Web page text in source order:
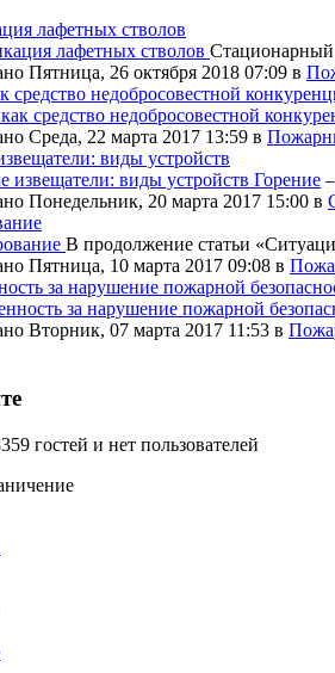
лафетных стволов
Стационарный
Пятница, 26 октября 2018 07:09 в
средство недобросовестной
Среда, 22 марта 2017 13:59 в
виды устройств
Горение
Понедельник, 20 марта 2017 15:00 в
В продолжение статьи
Пятница, 10 марта 2017 09:08 в
за нарушение пожарной
Вторник, 07 марта 2017 11:53 в
гостей и нет пользователей